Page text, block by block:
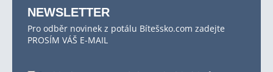
NEWSLETTER
Pro odběr novinek z potálu Bítešsko.com zadejte
PROSÍM VÁŠ E-MAIL